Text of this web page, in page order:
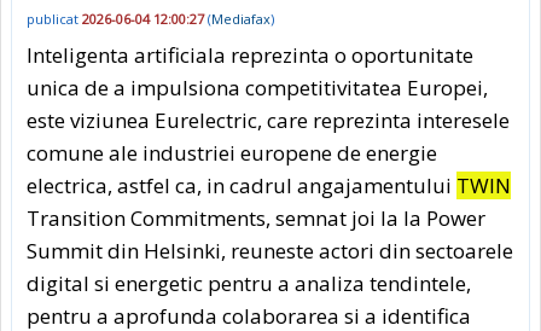
publicat 2026-06-04 12:00:27(Mediafax)
Inteligenta artificiala reprezinta o oportunitate
unica de a impulsiona competitivitatea Europei,
este viziunea Eurelectric, care reprezinta interesele
comune ale industriei europene de energie
electrica, astfel ca, in cadrul angajamentului TWIN
Transition Commitments, semnat joi la la Power
Summit din Helsinki, reuneste actori din sectoarele
digital si energetic pentru a analiza tendintele,
pentru a aprofunda colaborarea si a identifica